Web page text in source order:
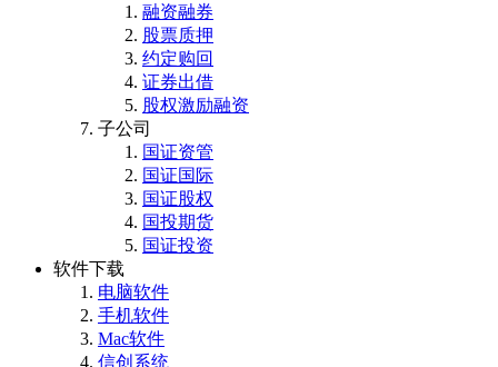
融资融券
股票质押
约定购回
证券出借
股权激励融资
子公司
国证资管
国证国际
国证股权
国投期货
国证投资
软件下载
电脑软件
手机软件
Mac软件
信创系统